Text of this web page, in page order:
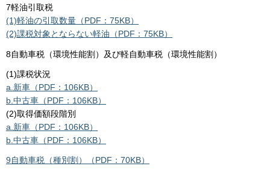
7軽油引取税
(1)軽油の引取数量（PDF：75KB）
(2)課税対象とならない軽油（PDF：75KB）
8自動車税（環境性能割）及び軽自動車税（環境性能割）
(1)課税状況
a. 新車（PDF：106KB）
b. 中古車（PDF：106KB）
(2)取得価額段階別
a. 新車（PDF：106KB）
b. 中古車（PDF：106KB）
9自動車税（種別割）（PDF：70KB）